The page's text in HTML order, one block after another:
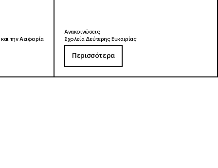
την Αειφορία
Ανακοινώσεις
Σχολεία Δεύτερης Ευκαιρίας
Περισσότερα